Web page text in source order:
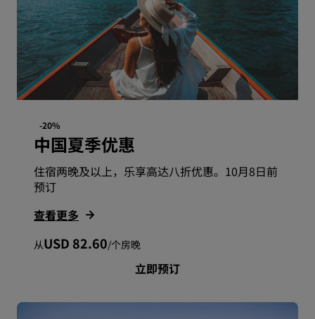
-20%
中国夏季优惠
住宿两晚及以上，乐享高达八折优惠。10月8日前
预订
查看更多
从USD 82.60/个房晚
立即预订